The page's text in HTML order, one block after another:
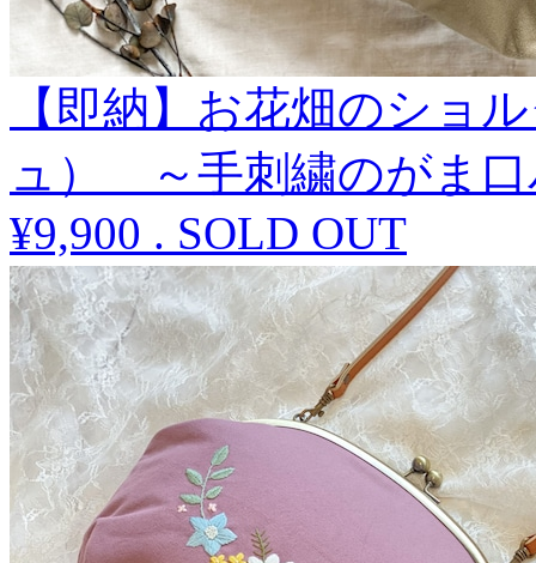
【即納】お花畑のショ
ュ） ～手刺繍のがま
¥9,900 . SOLD OUT